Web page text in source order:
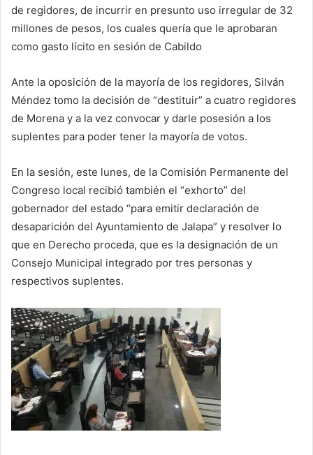
de regidores, de incurrir en presunto uso irregular de 32
millones de pesos, los cuales quería que le aprobaran
como gasto lícito en sesión de Cabildo
Ante la oposición de la mayoría de los regidores, Silván
Méndez tomo la decisión de “destituir” a cuatro regidores
de Morena y a la vez convocar y darle posesión a los
suplentes para poder tener la mayoría de votos.
En la sesión, este lunes, de la Comisión Permanente del
Congreso local recibió también el “exhorto” del
gobernador del estado “para emitir declaración de
desaparición del Ayuntamiento de Jalapa” y resolver lo
que en Derecho proceda, que es la designación de un
Consejo Municipal integrado por tres personas y
respectivos suplentes.